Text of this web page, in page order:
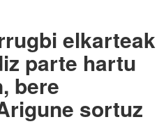
elkarteak
parte hartu
bere
sortuz